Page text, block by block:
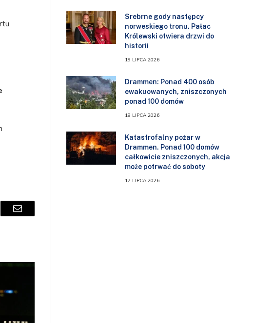
Email
Srebrne gody następcy
norweskiego tronu. Pałac
Królewski otwiera drzwi do
historii
19 LIPCA 2026
Drammen: Ponad 400 osób
ewakuowanych, zniszczonych
ponad 100 domów
18 LIPCA 2026
Katastrofalny pożar w
Drammen. Ponad 100 domów
całkowicie zniszczonych, akcja
może potrwać do soboty
17 LIPCA 2026